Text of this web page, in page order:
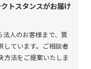
トスタンスがお届け
人のお客様まで、質
しています。ご相談者
方法をご提案いたしま